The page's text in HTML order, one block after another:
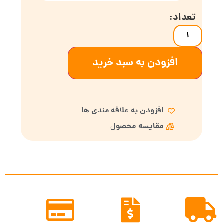
افزودن به سبد خرید
افزودن به علاقه مندی ها
مقایسه محصول